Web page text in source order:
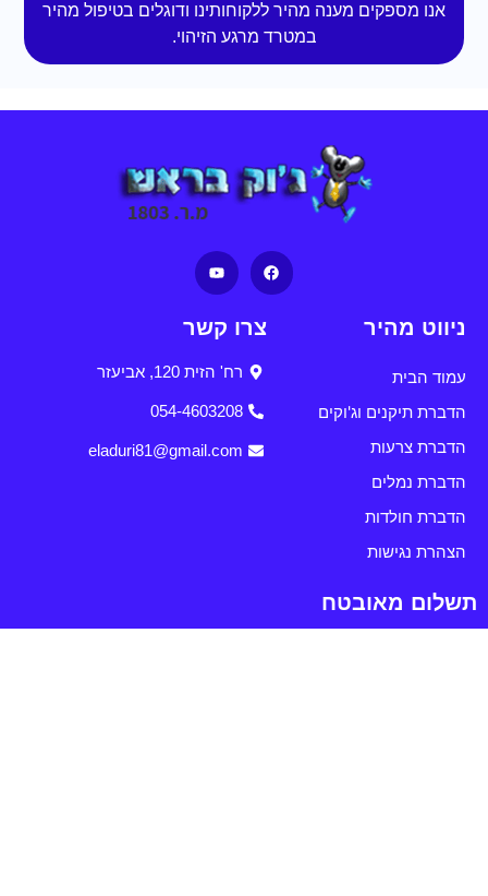
אנו מספקים מענה מהיר ללקוחותינו ודוגלים בטיפול מהיר
במטרד מרגע הזיהוי.
ניווט מהיר
עמוד הבית
הדברת תיקנים וג'וקים
הדברת צרעות
הדברת נמלים
הדברת חולדות
הצהרת נגישות
צרו קשר
רח' הזית 120, אביעזר
054-4603208
eladuri81@gmail.com
תשלום מאובטח